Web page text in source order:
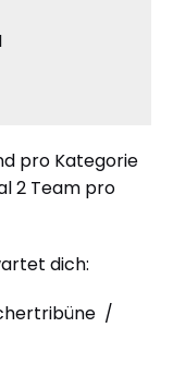
pro Kategorie
2 Team pro
dich:
/